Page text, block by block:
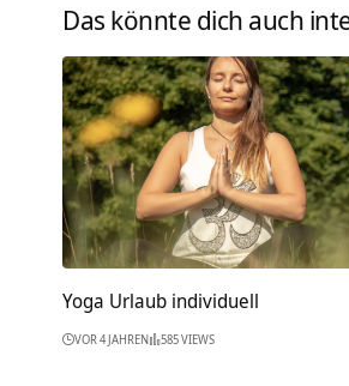
Das könnte dich auch
Yoga Urlaub individuell
VOR 4 JAHREN 585 VIEWS